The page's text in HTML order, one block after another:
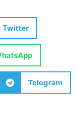
Twitter
Telegram